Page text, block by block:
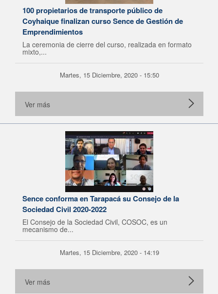
100 propietarios de transporte público de
Coyhaique finalizan curso Sence de Gestión de
Emprendimientos
La ceremonia de cierre del curso, realizada en formato
mixto,...
Martes, 15 Diciembre, 2020 - 15:50
Ver más
Sence conforma en Tarapacá su Consejo de la
Sociedad Civil 2020-2022
El Consejo de la Sociedad Civil, COSOC, es un
mecanismo de...
Martes, 15 Diciembre, 2020 - 14:19
Ver más